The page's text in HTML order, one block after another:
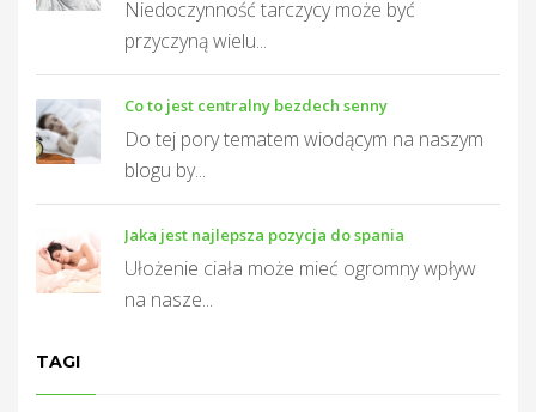
Niedoczynność tarczycy może być
przyczyną wielu...
Co to jest centralny bezdech senny
Do tej pory tematem wiodącym na naszym
blogu by...
Jaka jest najlepsza pozycja do spania
Ułożenie ciała może mieć ogromny wpływ
na nasze...
TAGI